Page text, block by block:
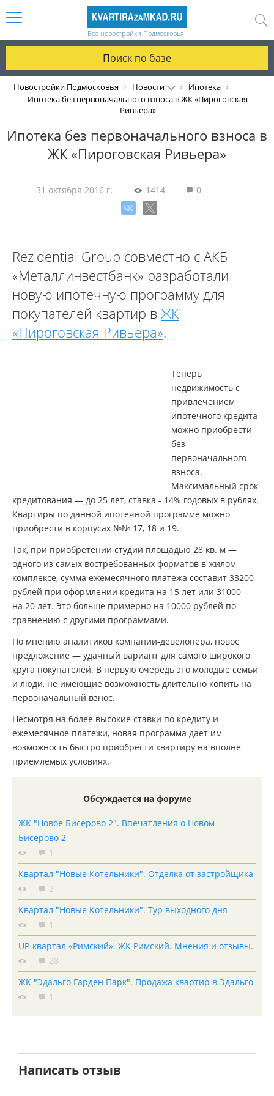
Все новостройки Подмосковья
Поиск по базе
Новостройки Подмосковья Новости
Ипотека
Ипотека без первоначального взноса в ЖК «Пироговская
Ривьера»
Ипотека без первоначального взноса в
ЖК «Пироговская Ривьера»
31 октября 2016 г. 1414 0
Rezidential Group совместно с АКБ
«Металлинвестбанк» разработали
новую ипотечную программу для
покупателей квартир в ЖК
«Пироговская Ривьера».
Теперь
недвижимость с
привлечением
ипотечного кредита
можно приобрести
без
первоначального
взноса.
Максимальный срок
кредитования — до 25 лет, ставка - 14% годовых в рублях.
Квартиры по данной ипотечной программе можно
приобрести в корпусах №№ 17, 18 и 19.
Так, при приобретении студии площадью 28 кв. м —
одного из самых востребованных форматов в жилом
комплексе, сумма ежемесячного платежа составит 33200
рублей при оформлении кредита на 15 лет или 31000 —
на 20 лет. Это больше примерно на 10000 рублей по
сравнению с другими программами.
По мнению аналитиков компании-девелопера, новое
предложение — удачный вариант для самого широкого
круга покупателей. В первую очередь это молодые семьи
и люди, не имеющие возможность длительно копить на
первоначальный взнос.
Несмотря на более высокие ставки по кредиту и
ежемесячное платежи, новая программа дает им
возможность быстро приобрести квартиру на вполне
приемлемых условиях.
Обсуждается на форуме
ЖК "Новое Бисерово 2". Впечатления о Новом
Бисерово 2
1
Квартал "Новые Котельники". Отделка от застройщика
2
Квартал "Новые Котельники". Тур выходного дня
1
UP-квартал «Римский». ЖК Римский. Мнения и отзывы.
28
ЖК "Эдальго Гарден Парк". Продажа квартир в Эдальго
1
Написать отзыв